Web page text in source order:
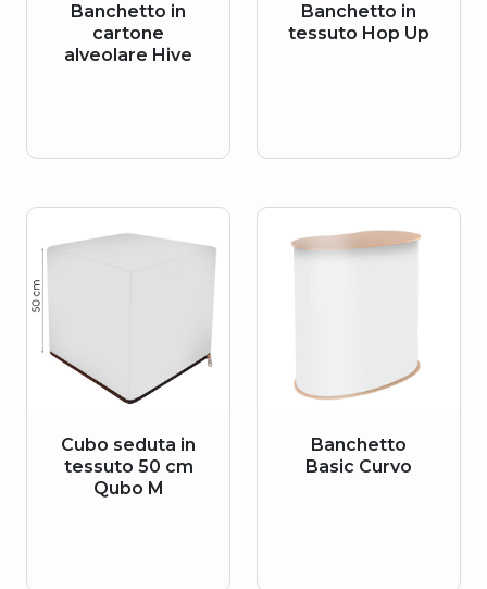
Banchetto in
cartone
alveolare Hive
Banchetto in
tessuto Hop Up
Cubo seduta in
tessuto 50 cm
Qubo M
Banchetto
Basic Curvo